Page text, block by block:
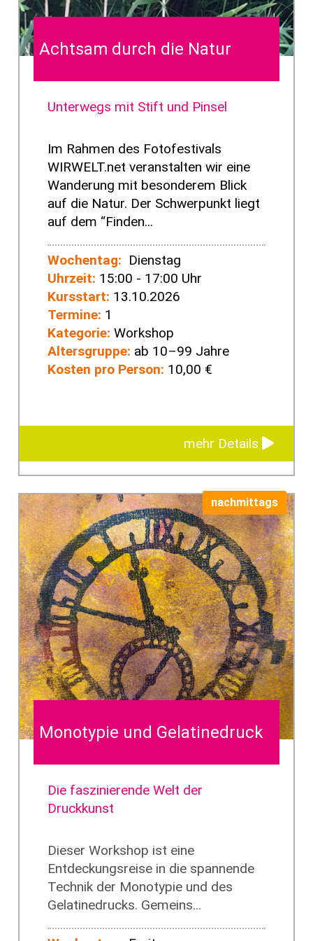
Achtsam durch die Natur
Unterwegs mit Stift und Pinsel
Im Rahmen des Fotofestivals
WIRWELT.net veranstalten wir eine
Wanderung mit besonderem Blick
auf die Natur. Der Schwerpunkt liegt
auf dem “Finden...
Wochentag: Dienstag
Uhrzeit: 15:00 - 17:00 Uhr
Kursstart: 13.10.2026
Termine: 1
Kategorie: Workshop
Altersgruppe: ab 10–99 Jahre
Kosten pro Person: 10,00 €
mehr Details
nachmittags
Monotypie und Gelatinedruck
Die faszinierende Welt der
Druckkunst
Dieser Workshop ist eine
Entdeckungsreise in die spannende
Technik der Monotypie und des
Gelatinedrucks. Gemeins...